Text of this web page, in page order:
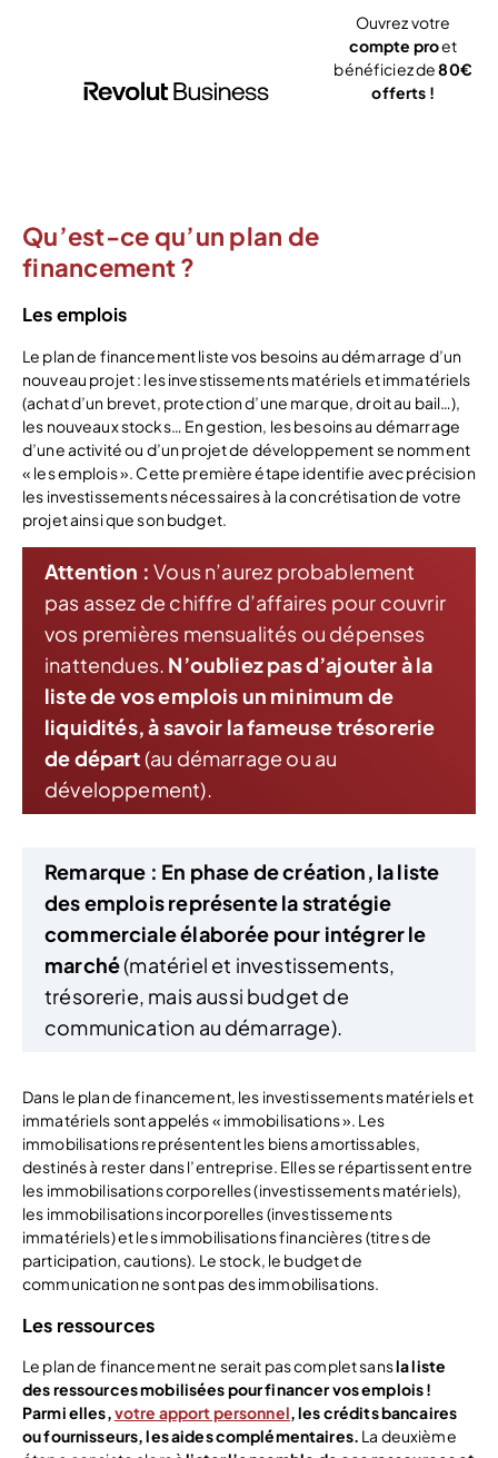
Ouvrez votre
compte proet
bénéficiez de80€
offerts !
Qu’est-ce qu’un plan de
financement ?
Les emplois
Le plan de financement liste vos besoins au démarrage d’un
nouveau projet : les investissements matériels et immatériels
(achat d’un brevet, protection d’une marque, droit au bail…),
les nouveaux stocks… En gestion, les besoins au démarrage
d’une activité ou d’un projet de développement se nomment
« les emplois ». Cette première étape identifie avec précision
les investissements nécessaires à la concrétisation de votre
projet ainsi que son budget.
Attention : Vous n’aurez probablement
pas assez de chiffre d’affaires pour couvrir
vos premières mensualités ou dépenses
inattendues. N’oubliez pas d’ajouter à la
liste de vos emplois un minimum de
liquidités, à savoir la fameuse trésorerie
de départ(au démarrage ou au
développement).
Remarque : En phase de création, la liste
des emplois représente la stratégie
commerciale élaborée pour intégrer le
marché(matériel et investissements,
trésorerie, mais aussi budget de
communication au démarrage).
Dans le plan de financement, les investissements matériels et
immatériels sont appelés « immobilisations ». Les
immobilisations représentent les biens amortissables,
destinés à rester dans l’entreprise. Elles se répartissent entre
les immobilisations corporelles (investissements matériels),
les immobilisations incorporelles (investissements
immatériels) et les immobilisations financières (titres de
participation, cautions). Le stock, le budget de
communication ne sont pas des immobilisations.
Les ressources
Le plan de financement ne serait pas complet sansla liste
des ressources mobilisées pour financer vos emplois !
Parmi elles,votre apport personnel, les crédits bancaires
ou fournisseurs, les aides complémentaires. La deuxième